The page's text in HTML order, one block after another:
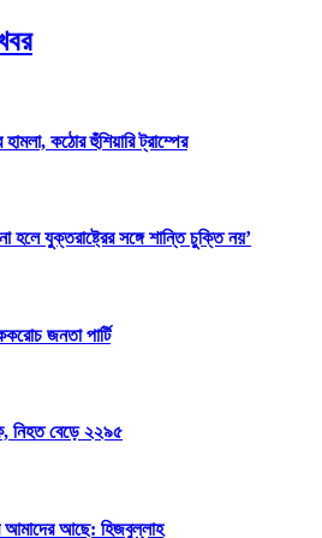
হামলা, কঠোর হুঁশিয়ারি ট্রাম্পের
হলে যুক্তরাষ্ট্রের সঙ্গে শান্তি চুক্তি নয়’
জনতা পার্টি
নিহত বেড়ে ২২৯৫
আমাদের আছে: হিজবুল্লাহ